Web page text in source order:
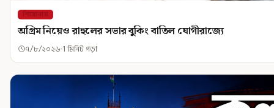
শিরোনাম
অগ্রিম নিয়েও রাহুলের সভার বুকিং বাতিল যোগীরাজ্যে
৭/৮/২০২৬ 1 মিনিট পড়া